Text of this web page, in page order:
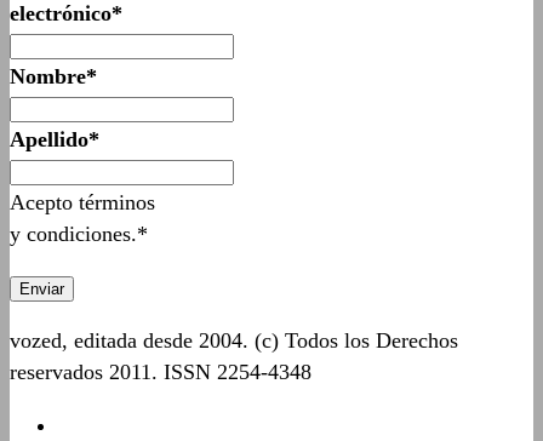
electrónico*
Nombre*
Apellido*
Acepto términos
y condiciones.*
vozed, editada desde 2004. (c) Todos los Derechos
reservados 2011. ISSN 2254-4348